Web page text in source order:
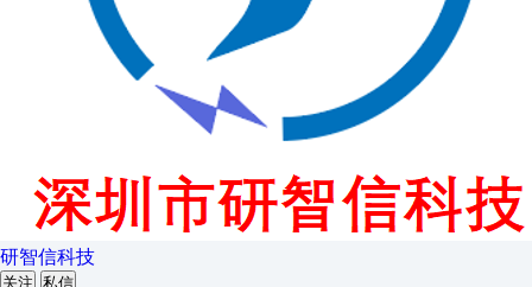
研智信科技
关注 私信